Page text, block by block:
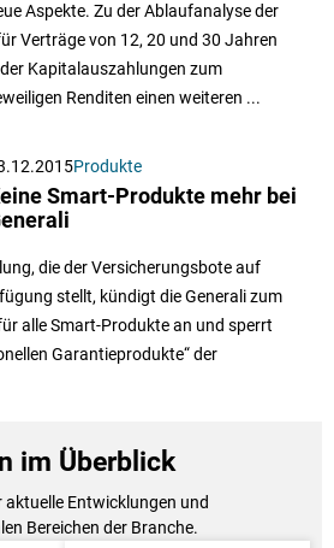
Aspekte. Zu der Ablaufanalyse der
Verträge von 12, 20 und 30 Jahren
Kapitalauszahlungen zum
Renditen einen weiteren ...
Produkte
Smart-Produkte mehr bei
die der Versicherungsbote auf
stellt, kündigt die Generali zum
alle Smart-Produkte an und sperrt
Garantieprodukte“ der
im Überblick
aktuelle Entwicklungen und
Bereichen der Branche.